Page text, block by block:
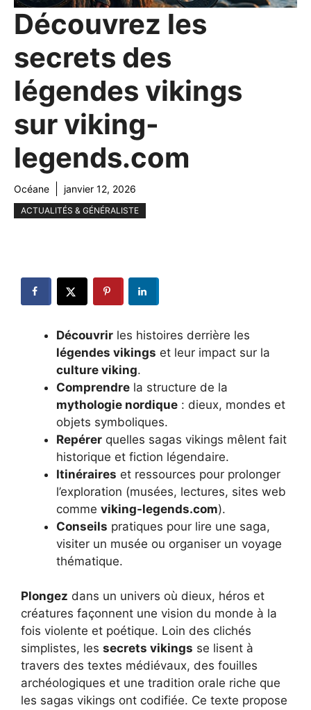
Découvrez les
secrets des
légendes vikings
sur viking-
legends.com
Océane janvier 12, 2026
ACTUALITÉS & GÉNÉRALISTE
Découvrir les histoires derrière les
légendes vikings et leur impact sur la
culture viking.
Comprendre la structure de la
mythologie nordique : dieux, mondes et
objets symboliques.
Repérer quelles sagas vikings mêlent fait
historique et fiction légendaire.
Itinéraires et ressources pour prolonger
l’exploration (musées, lectures, sites web
comme viking-legends.com).
Conseils pratiques pour lire une saga,
visiter un musée ou organiser un voyage
thématique.
Plongez dans un univers où dieux, héros et
créatures façonnent une vision du monde à la
fois violente et poétique. Loin des clichés
simplistes, les secrets vikings se lisent à
travers des textes médiévaux, des fouilles
archéologiques et une tradition orale riche que
les sagas vikings ont codifiée. Ce texte propose